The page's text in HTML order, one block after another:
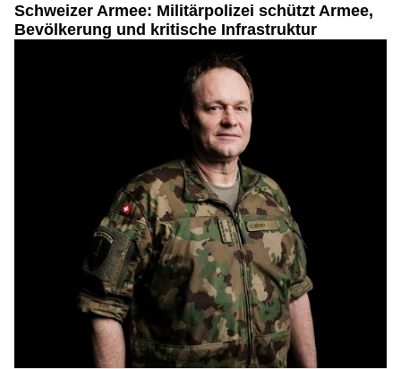
Schweizer Armee: Militärpolizei schützt Armee,
Bevölkerung und kritische Infrastruktur